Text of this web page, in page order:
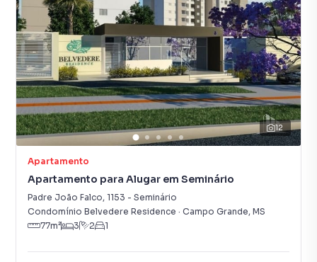
12
Apartamento
Apartamento para Alugar em Seminário
Padre João Falco, 1153 - Seminário
Condomínio Belvedere Residence · Campo Grande, MS
77m² 3 2 1